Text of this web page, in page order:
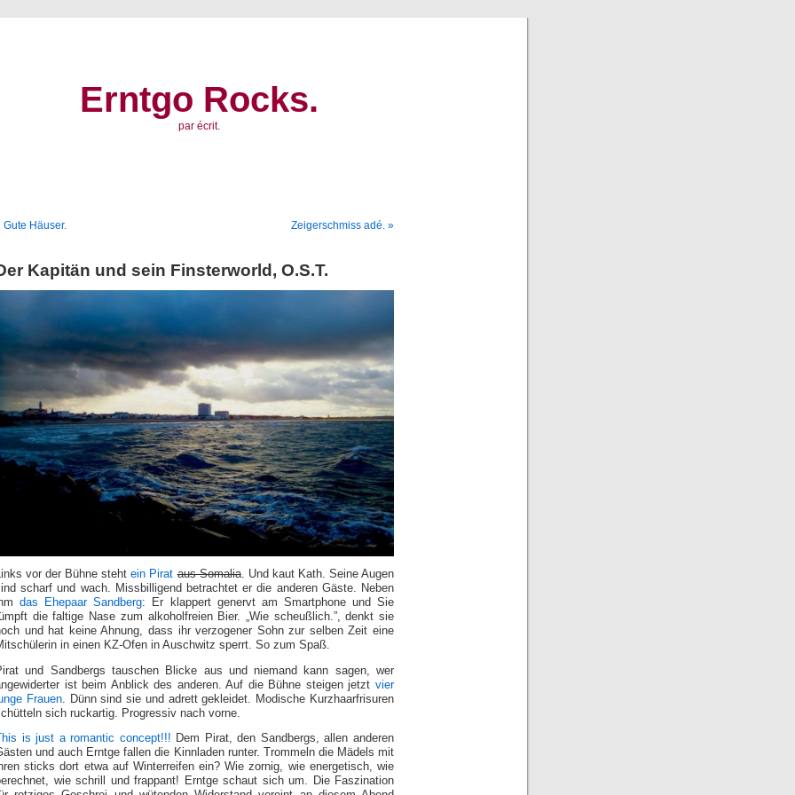
Erntgo Rocks.
par écrit.
Gute Häuser. Zeigerschmiss adé. »
Kapitän und sein Finsterworld, O.S.T.
vor der Bühne stehtein Pirat aus Somalia. Und kaut Kath. Seine Augen
scharf und wach. Missbilligend betrachtet er die anderen Gäste. Neben
das Ehepaar Sandberg: Er klappert genervt am Smartphone und Sie
die faltige Nase zum alkoholfreien Bier. „Wie scheußlich.”, denkt sie
und hat keine Ahnung, dass ihr verzogener Sohn zur selben Zeit eine
in einen KZ-Ofen in Auschwitz sperrt. So zum Spaß.
und Sandbergs tauschen Blicke aus und niemand kann sagen, wer
ist beim Anblick des anderen. Auf die Bühne steigen jetzt vier
Frauen. Dünn sind sie und adrett gekleidet. Modische Kurzhaarfrisuren
sich ruckartig. Progressiv nach vorne.
is just a romantic concept!!! Dem Pirat, den Sandbergs, allen anderen
und auch Erntge fallen die Kinnladen runter. Trommeln die Mädels mit
sticks dort etwa auf Winterreifen ein? Wie zornig, wie energetisch, wie
wie schrill und frappant! Erntge schaut sich um. Die Faszination